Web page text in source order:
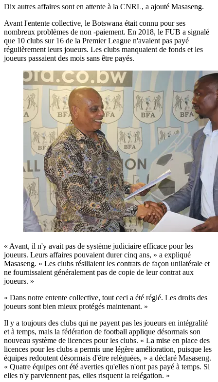
Dix autres affaires sont en attente à la CNRL, a ajouté Masaseng.
Avant l'entente collective, le Botswana était connu pour ses
nombreux problèmes de non -paiement. En 2018, le FUB a signalé
que 10 clubs sur 16 de la Premier League n'avaient pas payé
régulièrement leurs joueurs. Les clubs manquaient de fonds et les
joueurs passaient des mois sans être payés.
« Avant, il n'y avait pas de système judiciaire efficace pour les
joueurs. Leurs affaires pouvaient durer cinq ans, » a expliqué
Masaseng. « Les clubs résiliaient les contrats de façon unilatérale et
ne fournissaient généralement pas de copie de leur contrat aux
joueurs. »
« Dans notre entente collective, tout ceci a été réglé. Les droits des
joueurs sont bien mieux protégés maintenant. »
Il y a toujours des clubs qui ne payent pas les joueurs en intégralité
et à temps, mais la fédération de football applique désormais son
nouveau système de licences pour les clubs. « La mise en place des
licences pour les clubs a permis une légère amélioration, puisque les
équipes redoutent désormais d'être reléguées, » a déclaré Masaseng.
« Quatre équipes ont été averties qu'elles n'ont pas payé à temps. Si
elles n'y parviennent pas, elles risquent la relégation. »